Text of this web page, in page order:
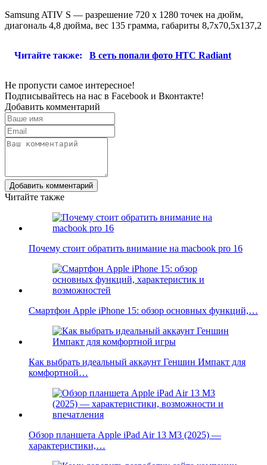
Samsung ATIV S — разрешение 720 x 1280 точек на дюйм,
диагональ 4,8 дюйма, вес 135 грамма, габариты 8,7х70,5х137,2
Читайте также: В сеть попали фото HTC Radiant
Не пропусти самое интересное!
Подписывайтесь на нас в Facebook и Вконтакте!
Добавить комментарий
Добавить комментарий
Читайте также
Почему стоит обратить внимание на macbook pro 16
Смартфон Apple iPhone 15: обзор основных функций,…
Как выбрать идеальный аккаунт Геншин Импакт для
комфортной…
Обзор планшета Apple iPad Air 13 M3 (2025) —
характеристики,…